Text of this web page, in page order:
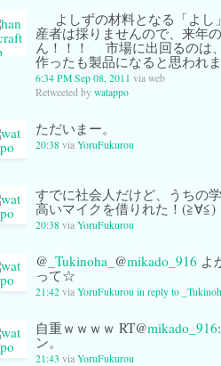
よしずの材料となる「よ
産者は採りませんので、来年
ん！！！ 市場に出回るのは
作ったも製品になると思われま
6:34 PM Sep 08, 2011 via web
Retweeted by watappo
ただいまー。
20:38 via YoruFukurou
すでに社会人だけど、うちの
高いマイクを借りれた！(≧∀≦)
20:38 via YoruFukurou
@ _Tukinoha_ @mikado_916 よ
って☆
21:42 via YoruFukurou in reply to
自重ｗｗｗｗ RT@mikado_916
ン。
21:43 via YoruFukurou